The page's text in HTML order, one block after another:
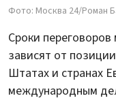
Фото: Москва 24/Роман
Сроки
зависят от
Штатах и странах
международным